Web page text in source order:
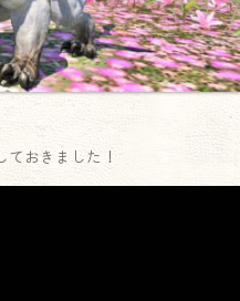
おきました！